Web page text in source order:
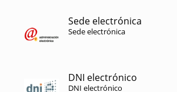
Sede electrónica
Sede electrónica
DNI electrónico
DNI electrónico